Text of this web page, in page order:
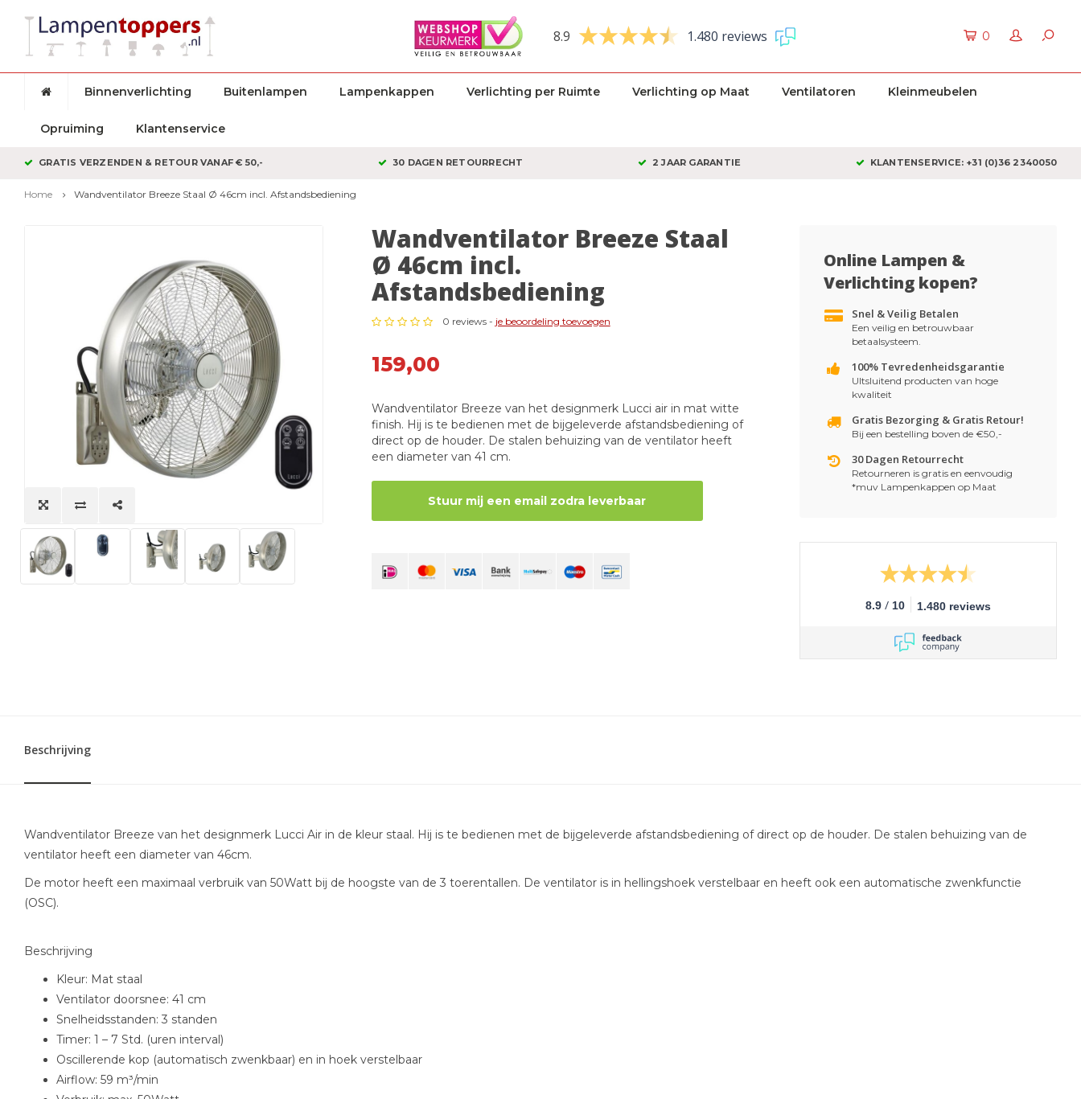
8.9 1.480 reviews 0
Binnenverlichting Buitenlampen Lampenkappen Verlichting per Ruimte Verlichting op Maat Ventilatoren Kleinmeubelen
Opruiming Klantenservice
GRATIS VERZENDEN & RETOUR VANAF € 50,- 30 DAGEN RETOURRECHT 2 JAAR GARANTIE KLANTENSERVICE: +31 (0)36 2340050
Home Wandventilator Breeze Staal Ø 46cm incl. Afstandsbediening
Wandventilator Breeze Staal
Ø 46cm incl.
Afstandsbediening
0 reviews - je beoordeling toevoegen
159,00
Wandventilator Breeze van het designmerk Lucci air in mat witte
finish. Hij is te bedienen met de bijgeleverde afstandsbediening of
direct op de houder. De stalen behuizing van de ventilator heeft
een diameter van 41 cm.
Stuur mij een email zodra leverbaar
Online Lampen &
Verlichting kopen?
Snel & Veilig Betalen
Een veilig en betrouwbaar
betaalsysteem.
100% Tevredenheidsgarantie
UItsluitend producten van hoge
kwaliteit
Gratis Bezorging & Gratis Retour!
Bij een bestelling boven de €50,-
30 Dagen Retourrecht
Retourneren is gratis en eenvoudig
*muv Lampenkappen op Maat
8.9 / 10 1.480 reviews
Beschrijving
Wandventilator Breeze van het designmerk Lucci Air in de kleur staal. Hij is te bedienen met de bijgeleverde afstandsbediening of direct op de houder. De stalen behuizing van de
ventilator heeft een diameter van 46cm.
De motor heeft een maximaal verbruik van 50Watt bij de hoogste van de 3 toerentallen. De ventilator is in hellingshoek verstelbaar en heeft ook een automatische zwenkfunctie
(OSC).
Beschrijving
Kleur: Mat staal
Ventilator doorsnee: 41 cm
Snelheidsstanden: 3 standen
Timer: 1 – 7 Std. (uren interval)
Oscillerende kop (automatisch zwenkbaar) en in hoek verstelbaar
Airflow: 59 m³/min